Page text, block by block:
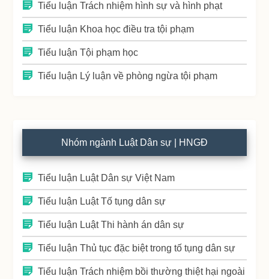
Tiểu luận Trách nhiệm hình sự và hình phạt
Tiểu luận Khoa học điều tra tội phạm
Tiểu luận Tội phạm học
Tiểu luận Lý luận về phòng ngừa tội phạm
Nhóm ngành Luật Dân sự | HNGĐ
Tiểu luận Luật Dân sự Việt Nam
Tiểu luận Luật Tố tụng dân sự
Tiểu luận Luật Thi hành án dân sự
Tiểu luận Thủ tục đặc biệt trong tố tụng dân sự
Tiểu luận Trách nhiệm bồi thường thiệt hại ngoài